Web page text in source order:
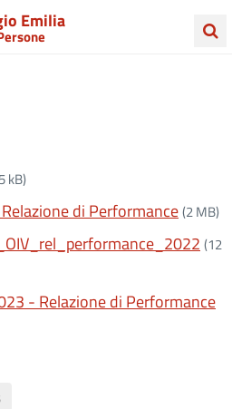
Emilia
kB)
di Performance(2 MB)
(12
- Relazione di Performance